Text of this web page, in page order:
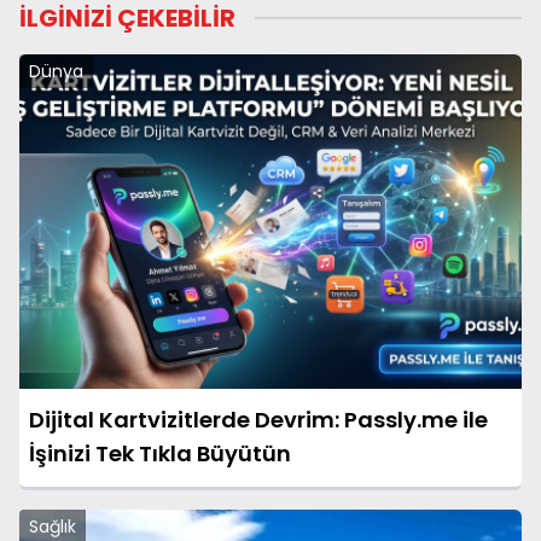
İLGİNİZİ ÇEKEBİLİR
Dünya
Dijital Kartvizitlerde Devrim: Passly.me ile
İşinizi Tek Tıkla Büyütün
Sağlık